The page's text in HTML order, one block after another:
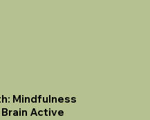
Mindfulness
Active